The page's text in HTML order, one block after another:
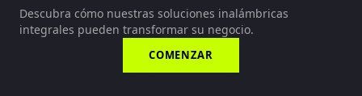
Descubra cómo nuestras soluciones inalámbricas
integrales pueden transformar su negocio.
COMENZAR